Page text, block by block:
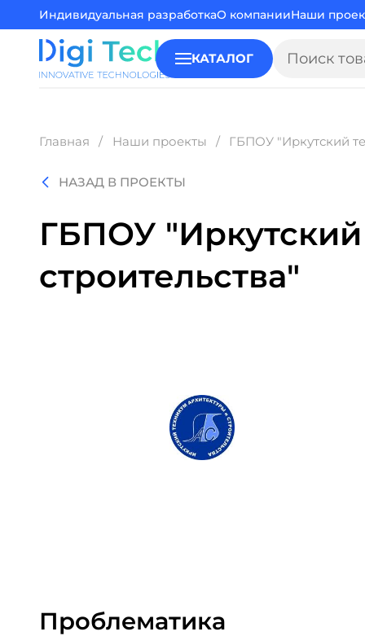
Индивидуальная разработкаО компанииНаши
КАТАЛОГ
Высшие учебные
Главная Наши проекты ГБПОУ "Иркутский
НАЗАД В ПРОЕКТЫ
ГБПОУ "Иркутский
строительства"
Проблематика